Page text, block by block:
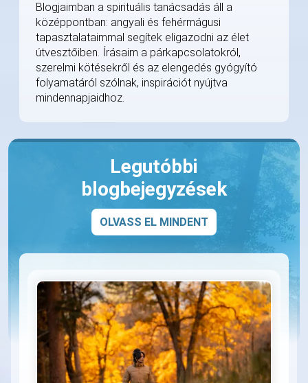
Blogjaimban a spirituális tanácsadás áll a
középpontban: angyali és fehérmágusi
tapasztalataimmal segítek eligazodni az élet
útvesztőiben. Írásaim a párkapcsolatokról,
szerelmi kötésekről és az elengedés gyógyító
folyamatáról szólnak, inspirációt nyújtva
mindennapjaidhoz.
Legutóbbi
blogbejegyzések
OLVASS EL MINDENT